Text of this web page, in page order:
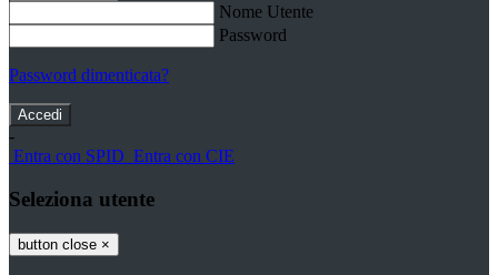
Nome Utente
Password
Password dimenticata?
-
Entra con SPID Entra con CIE
Seleziona utente
button close ×